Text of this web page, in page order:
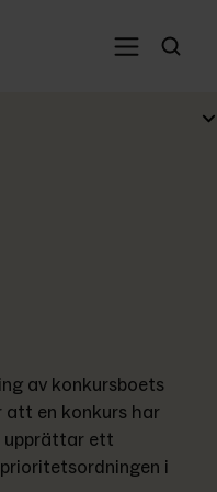
av konkursboets
att en konkurs har
upprättar ett
i